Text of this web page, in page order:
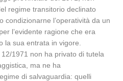
regime transitorio declinato
condizionarne l’operatività da un
l’evidente ragione che era
la sua entrata in vigore.
1971 non ha privato di tutela
ma ne ha
di salvaguardia: quelli